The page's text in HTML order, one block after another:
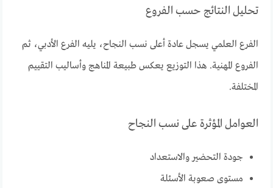
تحليل النتائج حسب الفروع
الفرع العلمي يسجل عادة أعلى نسب النجاح، يليه الفرع الأدبي، ثم
الفروع المهنية. هذا التوزيع يعكس طبيعة المناهج وأساليب التقييم
المختلفة.
العوامل المؤثرة على نسب النجاح
جودة التحضير والاستعداد
مستوى صعوبة الأسئلة